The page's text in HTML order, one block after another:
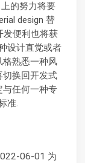
的努力将要
design 替
发便利也将获
设计直觉或者
格熟悉一种风
切换回开发式
与任何一种专
准.
06-01 为